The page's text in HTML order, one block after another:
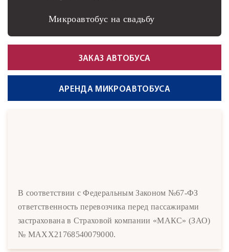
Микроавтобус на свадьбу
ЗАКАЗ АВТОБУСА
АРЕНДА МИКРОАВТОБУСА
В соответствии с Федеральным Законом №67-ФЗ
ответственность перевозчика перед пассажирами
застрахована в Страховой компании «МАКС» (ЗАО)
№ MAXX21768540079000.